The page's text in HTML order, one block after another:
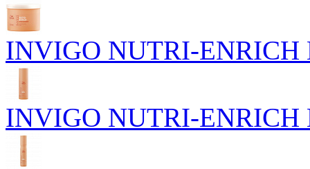
INVIGO NUTRI-ENRICH
INVIGO NUTRI-ENRICH